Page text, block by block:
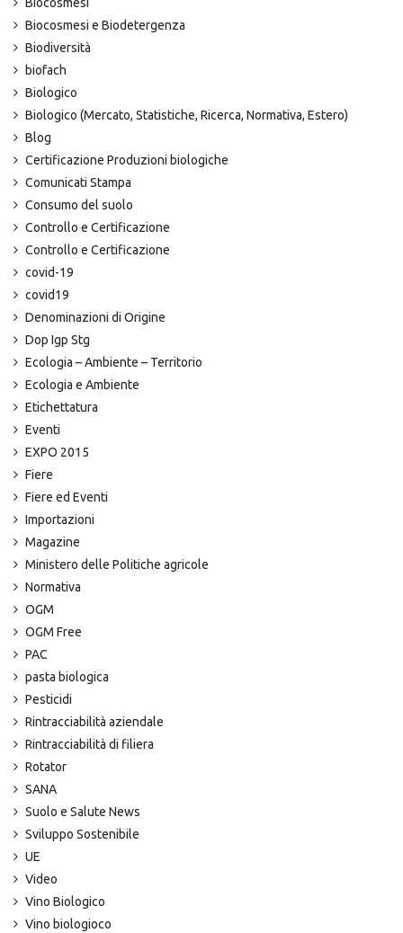
Biocosmesi e Biodetergenza
Biodiversità
biofach
Biologico
Biologico (Mercato, Statistiche, Ricerca, Normativa, Estero)
Blog
Certificazione Produzioni biologiche
Comunicati Stampa
Consumo del suolo
Controllo e Certificazione
Controllo e Certificazione
covid-19
covid19
Denominazioni di Origine
Dop Igp Stg
Ecologia – Ambiente – Territorio
Ecologia e Ambiente
Etichettatura
Eventi
EXPO 2015
Fiere
Fiere ed Eventi
Importazioni
Magazine
Ministero delle Politiche agricole
Normativa
OGM
OGM Free
PAC
pasta biologica
Pesticidi
Rintracciabilità aziendale
Rintracciabilità di filiera
Rotator
SANA
Suolo e Salute News
Sviluppo Sostenibile
UE
Video
Vino Biologico
Vino biologioco